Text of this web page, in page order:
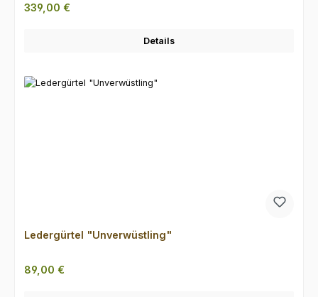
Regulärer Preis:
339,00 €
Details
Ledergürtel "Unverwüstling"
Regulärer Preis:
89,00 €